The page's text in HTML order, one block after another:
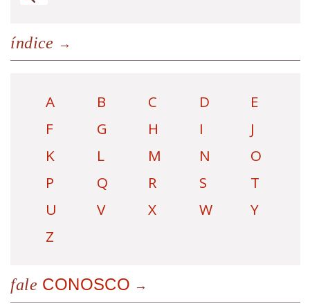
índice
A B C D
E
F
G H I
J
K
L M N
O
P
Q R S
T
U
V X W
Y
Z
fale CONOSCO